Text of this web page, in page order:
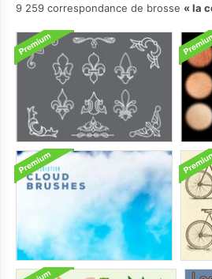
9 259 correspondance de brosse
la